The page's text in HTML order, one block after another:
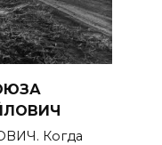
Когда